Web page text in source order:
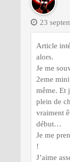
23
Article
alors.
Je me
2eme
même. Et
plein de
vraiment
début…
Je me
!
J’aime